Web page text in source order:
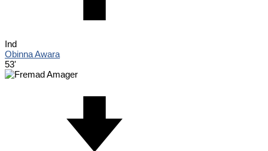
Ind
Obinna Awara
53'